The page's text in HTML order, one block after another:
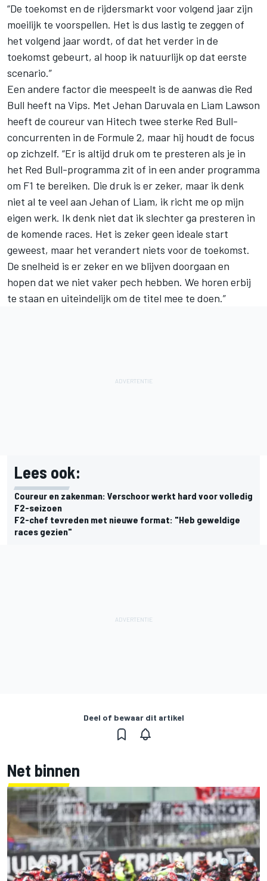
“De toekomst en de rijdersmarkt voor volgend jaar zijn
moeilijk te voorspellen. Het is dus lastig te zeggen of
het volgend jaar wordt, of dat het verder in de
toekomst gebeurt, al hoop ik natuurlijk op dat eerste
scenario.”
Een andere factor die meespeelt is de aanwas die Red
Bull heeft na Vips. Met Jehan Daruvala en Liam Lawson
heeft de coureur van Hitech twee sterke Red Bull-
concurrenten in de Formule 2, maar hij houdt de focus
op zichzelf. “Er is altijd druk om te presteren als je in
het Red Bull-programma zit of in een ander programma
om F1 te bereiken. Die druk is er zeker, maar ik denk
niet al te veel aan Jehan of Liam, ik richt me op mijn
eigen werk. Ik denk niet dat ik slechter ga presteren in
de komende races. Het is zeker geen ideale start
geweest, maar het verandert niets voor de toekomst.
De snelheid is er zeker en we blijven doorgaan en
hopen dat we niet vaker pech hebben. We horen erbij
te staan en uiteindelijk om de titel mee te doen.”
Lees ook:
Coureur en zakenman: Verschoor werkt hard voor volledig
F2-seizoen
F2-chef tevreden met nieuwe format: "Heb geweldige
races gezien"
Deel of bewaar dit artikel
Net binnen